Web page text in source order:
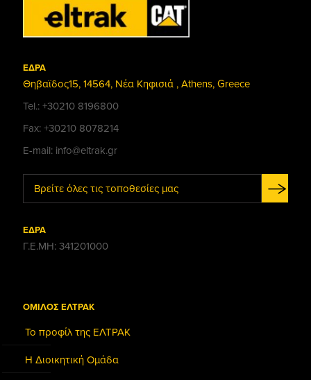
ΕΔΡΑ
Θηβαϊδος15, 14564, Νέα Κηφισιά , Athens, Greece
Tel.: +30210 8196800
Fax: +30210 8078214
E-mail: info@eltrak.gr
Βρείτε όλες τις τοποθεσίες μας
ΕΔΡΑ
Γ.Ε.ΜΗ: 341201000
ΟΜΙΛΟΣ ΕΛΤΡΑΚ
Το προφίλ της ΕΛΤΡΑΚ
Η Διοικητική Ομάδα